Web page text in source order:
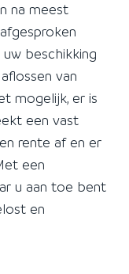
na meest
beschikking
van
mogelijk, er is
een vast
rente af en er
een
u aan toe bent
en